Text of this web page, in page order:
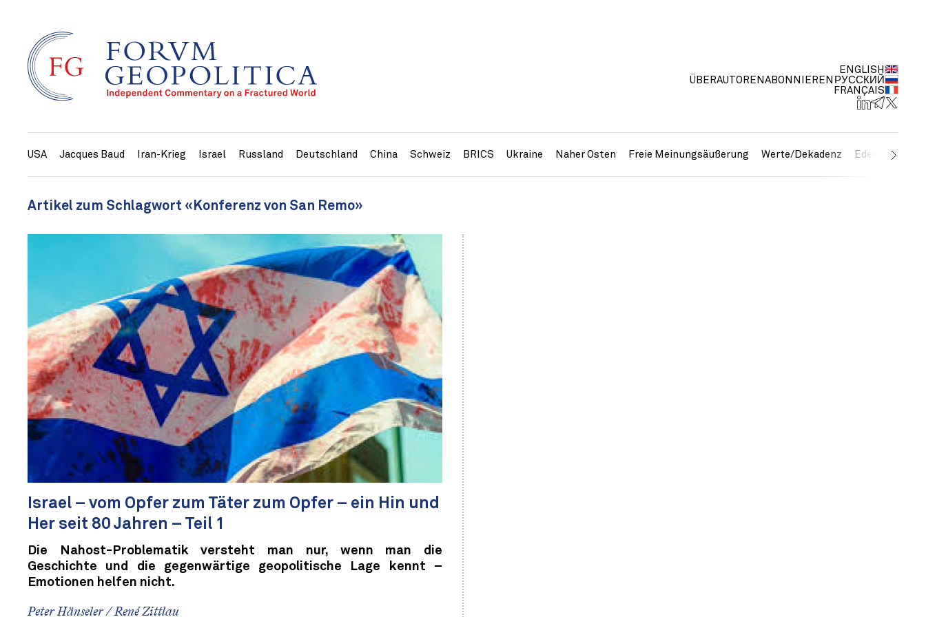
ÜBERAUTOREN ABONNIEREN
ENGLISH
РУССКИЙ
FRANÇAIS
USA Jacques Baud Iran-Krieg Israel Russland Deutschland China Schweiz BRICS Ukraine Naher Osten Freie Meinungsäußerung Werte/Dekadenz Edelmetalle
Artikel zum Schlagwort «Konferenz von San Remo»
Israel – vom Opfer zum Täter zum Opfer – ein Hin und
Her seit 80 Jahren – Teil 1
Die Nahost-Problematik versteht man nur, wenn man die
Geschichte und die gegenwärtige geopolitische Lage kennt –
Emotionen helfen nicht.
Peter Hänseler / René Zittlau